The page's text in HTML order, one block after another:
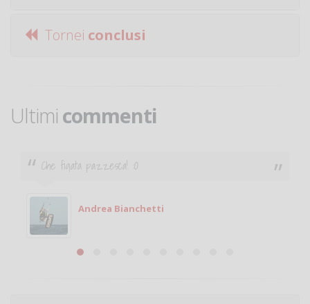
Tornei conclusi
Ultimi commenti
Che figata pazzesca! :O
Andrea Bianchetti